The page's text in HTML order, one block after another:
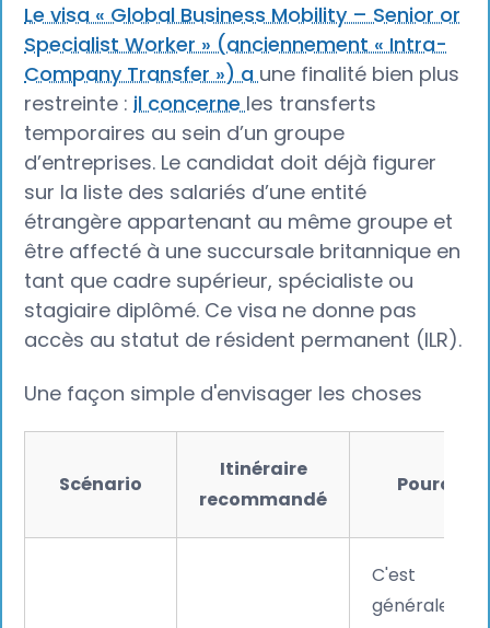
Le visa « Global Business Mobility – Senior or
Specialist Worker » (anciennement « Intra-
Company Transfer ») aune finalité bien plus
restreinte :il concerneles transferts
temporaires au sein d’un groupe
d’entreprises. Le candidat doit déjà figurer
sur la liste des salariés d’une entité
étrangère appartenant au même groupe et
être affecté à une succursale britannique en
tant que cadre supérieur, spécialiste ou
stagiaire diplômé. Ce visa ne donne pas
accès au statut de résident permanent (ILR).
Une façon simple d'envisager les choses
Scénario
Itinéraire
recommandé
Pourquoi
C'est